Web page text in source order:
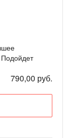
790,00 руб.